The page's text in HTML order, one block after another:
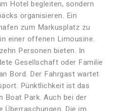
Hotel begleiten, sondern
organisieren. Ein
zum Markusplatz zu
einer offenen Limousine.
Personen bieten. In
Gesellschaft oder Familie
Bord. Der Fahrgast wartet
Pünktlichkeit ist das
Boat Park. Auch bei der